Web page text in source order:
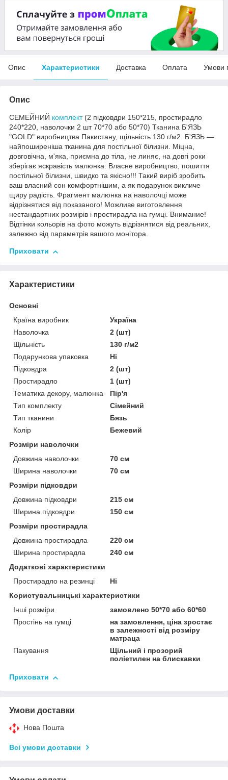
Опис Характеристики Доставка Оплата Умови
Опис
СЕМЕЙНИЙ комплект(2 підковдри 150*215, простирадло
240*220, наволочки 2 шт 70*70 або 50*70) Тканина Б'ЯЗЬ
"GOLD" виробництва Пакистану, щільність 130 г/м2. Б'ЯЗЬ —
найпоширеніша тканина для постільної білизни. Міцна,
довговічна, м'яка, приємна до тіла, не линяє, на довгі роки
зберігає яскравість малюнка. Власне виробництво, пошиття
постільної білизни, швидко та якісно!!! Такий виріб зробить
ваш власний сон комфортнішим, а як подарунок викличе
щиру радість. Фрагмент малюнка на наволочці може
відрізнятися від показаного! Можливе виготовлення
нестандартних розмірів і простирадла на гумці. Внимание!
Відтінки кольорів на фото можуть відрізнятися від реальних,
залежно від параметрів вашого монітора.
Приховати
Характеристики
Основні
Країна виробник
Україна
Наволочка
2 (шт)
Щільність
130 г/м2
Подарункова упаковка
Ні
Підковдра
2 (шт)
Простирадло
1 (шт)
Тематика декору, малюнка
Пір'я
Тип комплекту
Сімейний
Тип тканини
Бязь
Колір
Бежевий
Розміри наволочки
Довжина наволочки
70 см
Ширина наволочки
70 см
Розміри підковдри
Довжина підковдри
215 см
Ширина підковдри
150 см
Розміри простирадла
Довжина простирадла
220 см
Ширина простирадла
240 см
Додаткові характеристики
Простирадло на резинці
Ні
Користувальницькі характеристики
Інші розміри
замовлено 50*70 або 60*60
Простінь на гумці
на замовлення, ціна зростає
в залежності від розміру
матраца
Пакування
Щільний і прозорий
поліетилен на блискавки
Приховати
Умови доставки
Нова Пошта
Всі умови доставки